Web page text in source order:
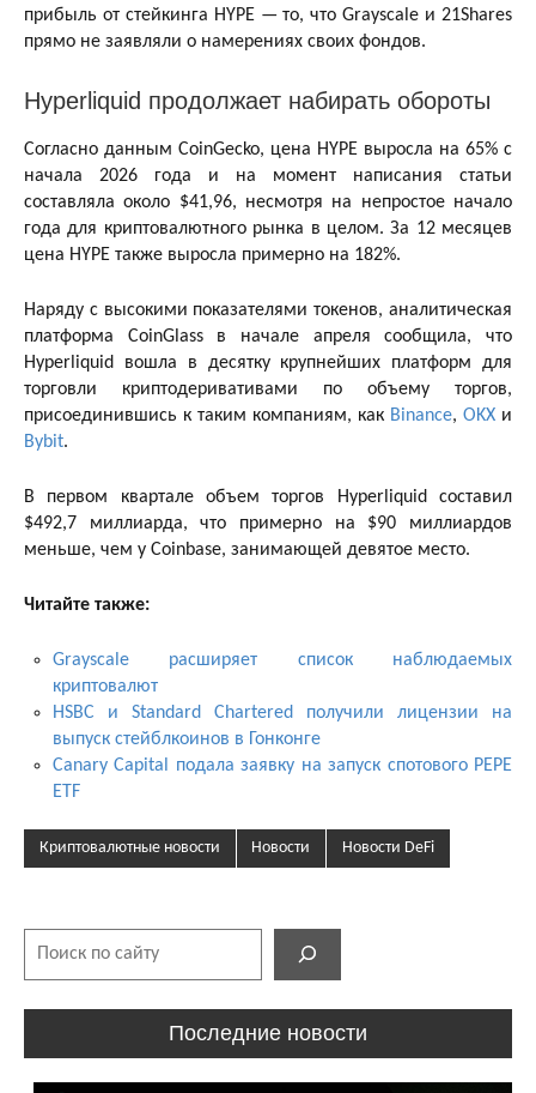
прибыль от стейкинга HYPE — то, что Grayscale и 21Shares
прямо не заявляли о намерениях своих фондов.
Hyperliquid продолжает набирать обороты
Согласно данным CoinGecko, цена HYPE выросла на 65% с
начала 2026 года и на момент написания статьи
составляла около $41,96, несмотря на непростое начало
года для криптовалютного рынка в целом. За 12 месяцев
цена HYPE также выросла примерно на 182%.
Наряду с высокими показателями токенов, аналитическая
платформа CoinGlass в начале апреля сообщила, что
Hyperliquid вошла в десятку крупнейших платформ для
торговли криптодеривативами по объему торгов,
присоединившись к таким компаниям, как Binance, OKX и
Bybit.
В первом квартале объем торгов Hyperliquid составил
$492,7 миллиарда, что примерно на $90 миллиардов
меньше, чем у Coinbase, занимающей девятое место.
Читайте также:
Grayscale расширяет список наблюдаемых
криптовалют
HSBC и Standard Chartered получили лицензии на
выпуск стейблкоинов в Гонконге
Canary Capital подала заявку на запуск спотового PEPE
ETF
Криптовалютные новости Новости Новости DeFi
Последние новости